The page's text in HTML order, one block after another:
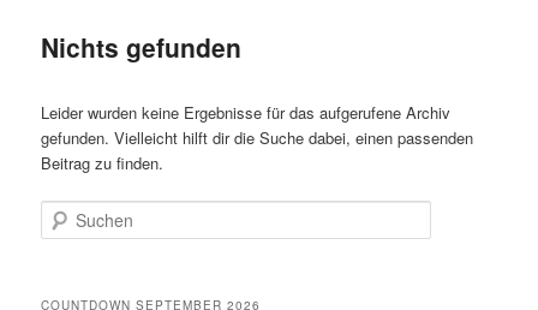
Nichts gefunden
Leider wurden keine Ergebnisse für das aufgerufene Archiv
gefunden. Vielleicht hilft dir die Suche dabei, einen passenden
Beitrag zu finden.
Suchen
COUNTDOWN SEPTEMBER 2026